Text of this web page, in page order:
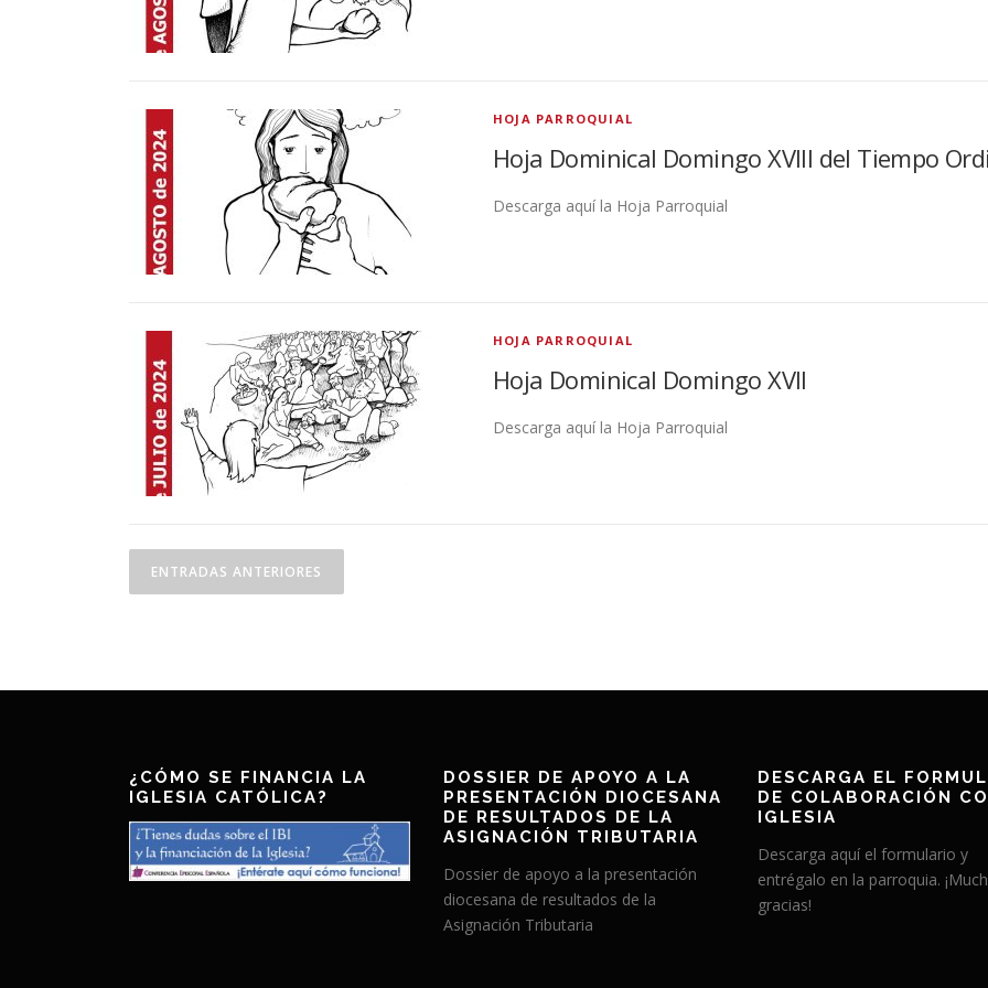
HOJA PARROQUIAL
Hoja Dominical Domingo XVIII del Tiempo
Descarga aquí la Hoja Parroquial
HOJA PARROQUIAL
Hoja Dominical Domingo XVII
Descarga aquí la Hoja Parroquial
N
a
c
i
ó
ENTRADAS ANTERIORES
¿CÓMO SE FINANCIA LA
IGLESIA CATÓLICA?
DOSSIER DE APOYO A LA
PRESENTACIÓN DIOCESANA
DE RESULTADOS DE LA
ASIGNACIÓN TRIBUTARIA
Dossier de apoyo a la presentación
diocesana de resultados de la
Asignación Tributaria
DESCARGA EL
DE COLABORACIÓN
IGLESIA
Descarga aquí el formulario y
entrégalo en la parroquia.
gracias!